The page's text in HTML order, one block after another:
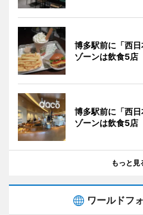
博多駅前に「西
ゾーンは飲食5店
博多駅前に「西
ゾーンは飲食5店
もっと見
ワールドフ